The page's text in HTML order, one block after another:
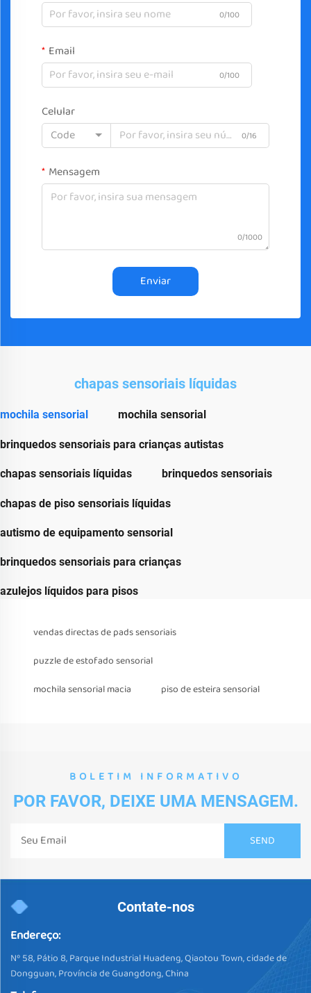
0/100
Email
0/100
Celular
Code
0/16
Mensagem
0/1000
Enviar
chapas sensoriais líquidas
mochila sensorial mochila sensorial
brinquedos sensoriais para crianças autistas
chapas sensoriais líquidas brinquedos sensoriais
chapas de piso sensoriais líquidas
autismo de equipamento sensorial
brinquedos sensoriais para crianças
azulejos líquidos para pisos
vendas directas de pads sensoriais
puzzle de estofado sensorial
mochila sensorial macia
piso de esteira sensorial
BOLETIM INFORMATIVO
POR FAVOR, DEIXE UMA MENSAGEM.
Contate-nos
Endereço:
Nº 58, Pátio 8, Parque Industrial Huadeng, Qiaotou Town, cidade de
Dongguan, Província de Guangdong, China